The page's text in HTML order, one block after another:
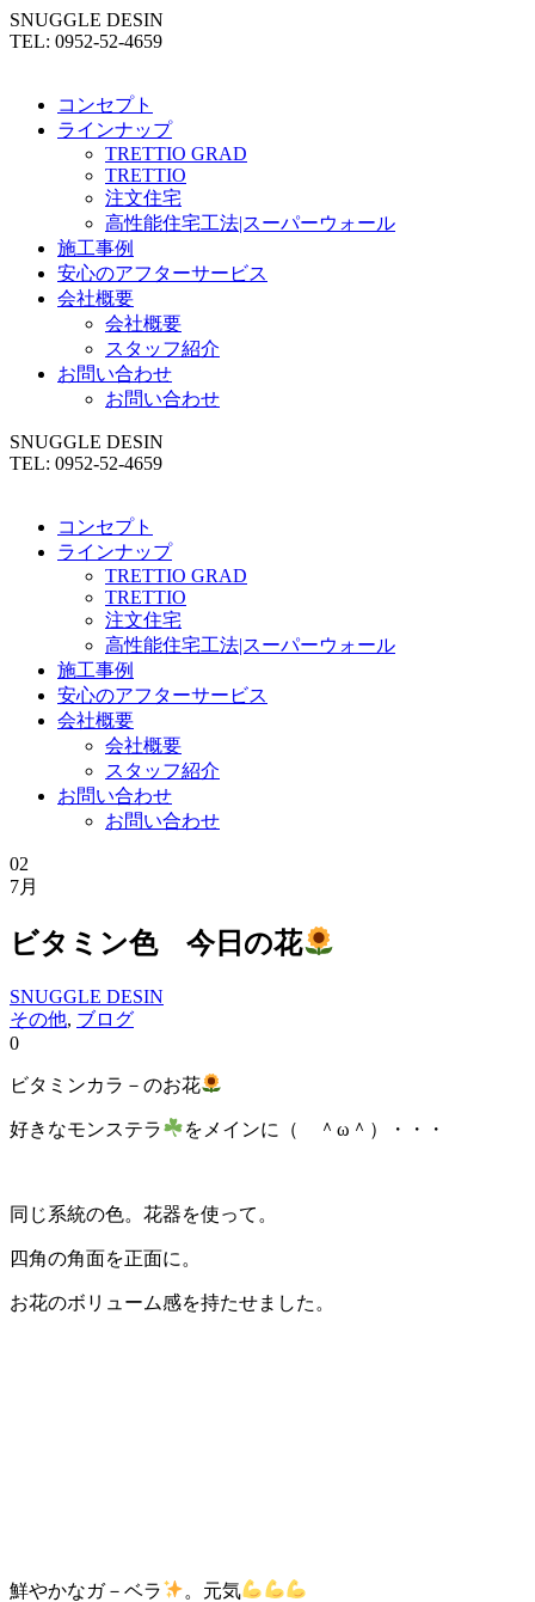
SNUGGLE DESIN
TEL: 0952-52-4659
コンセプト
ラインナップ
TRETTIO GRAD
TRETTIO
注文住宅
高性能住宅工法|スーパーウォール
施工事例
安心のアフターサービス
会社概要
会社概要
スタッフ紹介
お問い合わせ
お問い合わせ
SNUGGLE DESIN
TEL: 0952-52-4659
コンセプト
ラインナップ
TRETTIO GRAD
TRETTIO
注文住宅
高性能住宅工法|スーパーウォール
施工事例
安心のアフターサービス
会社概要
会社概要
スタッフ紹介
お問い合わせ
お問い合わせ
02
7月
ビタミン色 今日の花
SNUGGLE DESIN
その他, ブログ
0
ビタミンカラ－のお花
好きなモンステラ をメインに（ ＾ω＾）・・・
同じ系統の色。花器を使って。
四角の角面を正面に。
お花のボリューム感を持たせました。
鮮やかなガ－ベラ 。元気